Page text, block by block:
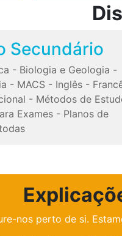
Secundário
- Biologia e Geologia -
- MACS- Inglês-
- Métodos de
Exames- Planos de
nos perto de si.